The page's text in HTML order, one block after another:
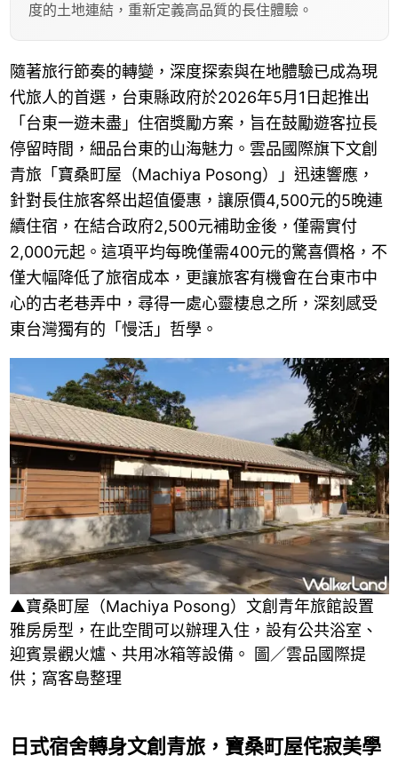
度的土地連結，重新定義高品質的長住體驗。
隨著旅行節奏的轉變，深度探索與在地體驗已成為現
代旅人的首選，台東縣政府於2026年5月1日起推出
「台東一遊未盡」住宿獎勵方案，旨在鼓勵遊客拉長
停留時間，細品台東的山海魅力。雲品國際旗下文創
青旅「寶桑町屋（Machiya Posong）」迅速響應，
針對長住旅客祭出超值優惠，讓原價4,500元的5晚連
續住宿，在結合政府2,500元補助金後，僅需實付
2,000元起。這項平均每晚僅需400元的驚喜價格，不
僅大幅降低了旅宿成本，更讓旅客有機會在台東市中
心的古老巷弄中，尋得一處心靈棲息之所，深刻感受
東台灣獨有的「慢活」哲學。
▲寶桑町屋（Machiya Posong）文創青年旅館設置
雅房房型，在此空間可以辦理入住，設有公共浴室、
迎賓景觀火爐、共用冰箱等設備。 圖／雲品國際提
供；窩客島整理
日式宿舍轉身文創青旅，寶桑町屋侘寂美學